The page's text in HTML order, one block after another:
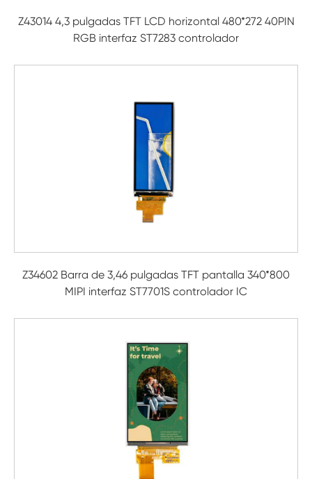
Z43014 4,3 pulgadas TFT LCD horizontal 480*272 40PIN
RGB interfaz ST7283 controlador
Z34602 Barra de 3,46 pulgadas TFT pantalla 340*800
MIPI interfaz ST7701S controlador IC